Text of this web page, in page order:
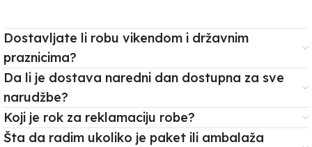
Dostavljate li robu vikendom i državnim
praznicima?
Da li je dostava naredni dan dostupna za sve
narudžbe?
Koji je rok za reklamaciju robe?
Šta da radim ukoliko je paket ili ambalaža